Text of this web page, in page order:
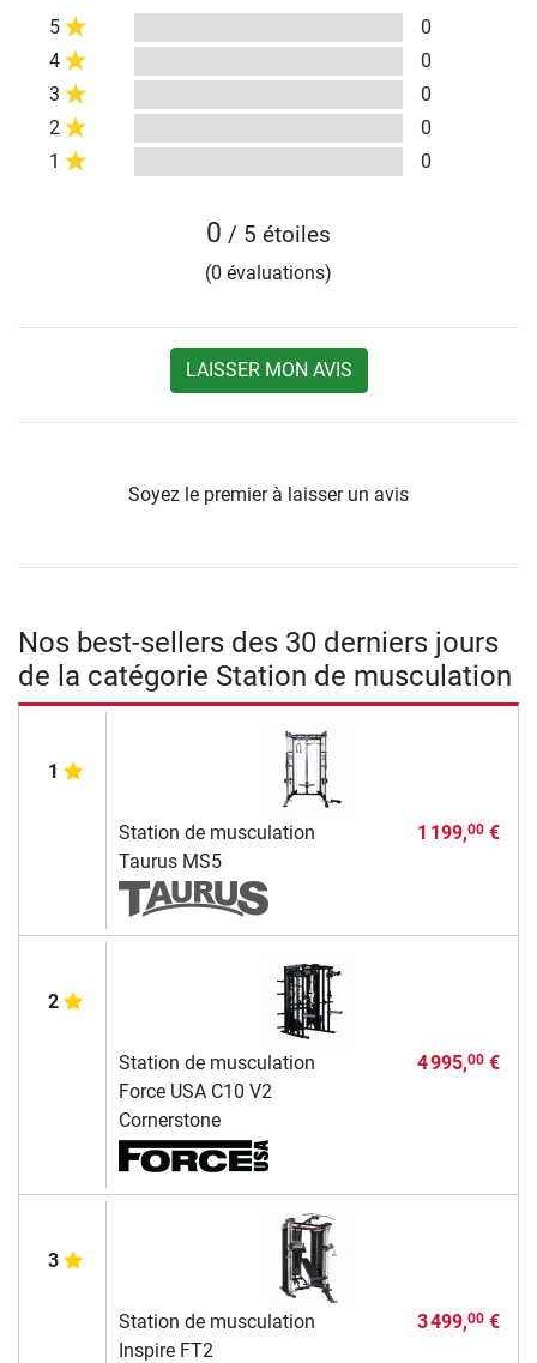
5
0
4
0
3
0
2
0
1
0
0 / 5 étoiles
(0 évaluations)
LAISSER MON AVIS
Soyez le premier à laisser un avis
Nos best-sellers des 30 derniers jours
de la catégorie Station de musculation
1
Station de musculation
Taurus MS5
1 199,00€
2
Station de musculation
Force USA C10 V2
Cornerstone
4 995,00€
3
Station de musculation
Inspire FT2
3 499,00€